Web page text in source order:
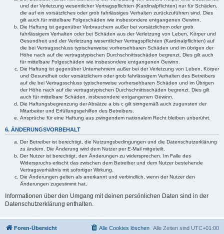
und der Verletzung wesentlicher Vertragspflichten (Kardinalpflichten) nur für Schäden,
die auf ein vorsätzliches oder grob fahrlässiges Verhalten zurückzuführen sind. Dies
gilt auch für mittelbare Folgeschäden wie insbesondere entgangenen Gewinn.
Die Haftung ist gegenüber Verbrauchern außer bei vorsätzlichem oder grob
fahrlässigem Verhalten oder bei Schäden aus der Verletzung von Leben, Körper und
Gesundheit und der Verletzung wesentlicher Vertragspflichten (Kardinalpflichten) auf
die bei Vertragsschluss typischerweise vorhersehbaren Schäden und im übrigen der
Höhe nach auf die vertragstypischen Durchschnittsschäden begrenzt. Dies gilt auch
für mittelbare Folgeschäden wie insbesondere entgangenen Gewinn.
Die Haftung ist gegenüber Unternehmern außer bei der Verletzung von Leben, Körper
und Gesundheit oder vorsätzlichem oder grob fahrlässigem Verhalten des Betreibers
auf die bei Vertragsschluss typischerweise vorhersehbaren Schäden und im Übrigen
der Höhe nach auf die vertragstypischen Durchschnittsschäden begrenzt. Dies gilt
auch für mittelbare Schäden, insbesondere entgangenen Gewinn.
Die Haftungsbegrenzung der Absätze a bis c gilt sinngemäß auch zugunsten der
Mitarbeiter und Erfüllungsgehilfen des Betreibers.
Ansprüche für eine Haftung aus zwingendem nationalem Recht bleiben unberührt.
6. ÄNDERUNGSVORBEHALT
Der Betreiber ist berechtigt, die Nutzungsbedingungen und die Datenschutzerklärung
zu ändern. Die Änderung wird dem Nutzer per E-Mail mitgeteilt.
Der Nutzer ist berechtigt, den Änderungen zu widersprechen. Im Falle des
Widerspruchs erlischt das zwischen dem Betreiber und dem Nutzer bestehende
Vertragsverhältnis mit sofortiger Wirkung.
Die Änderungen gelten als anerkannt und verbindlich, wenn der Nutzer den
Änderungen zugestimmt hat.
Informationen über den Umgang mit deinen persönlichen Daten sind in der
Datenschutzerklärung enthalten.
Foren-Übersicht Alle Zeiten sind UTC+01:00
Alle Cookies löschen